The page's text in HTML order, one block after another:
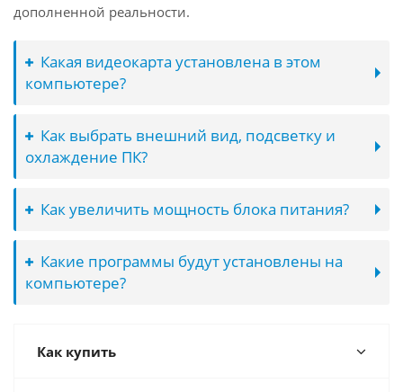
дополненной реальности.
Какая видеокарта установлена в этом
компьютере?
Как выбрать внешний вид, подсветку и
охлаждение ПК?
Как увеличить мощность блока питания?
Какие программы будут установлены на
компьютере?
Как купить